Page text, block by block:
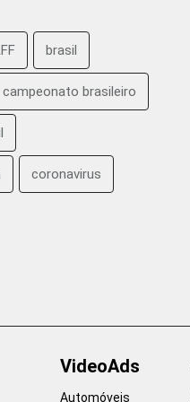
brasil
campeonato brasileiro
coronavirus
VideoAds
Automóveis